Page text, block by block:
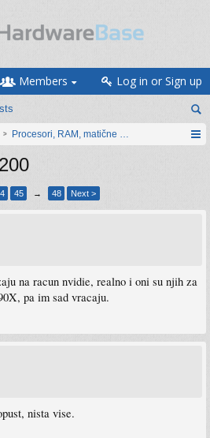
Members Log in or Sign up
Procesori, RAM, matične ploče i grafičke
45 → 48 Next >
na racun nvidie, realno i oni su njih za
pa im sad vracaju.
nista vise.